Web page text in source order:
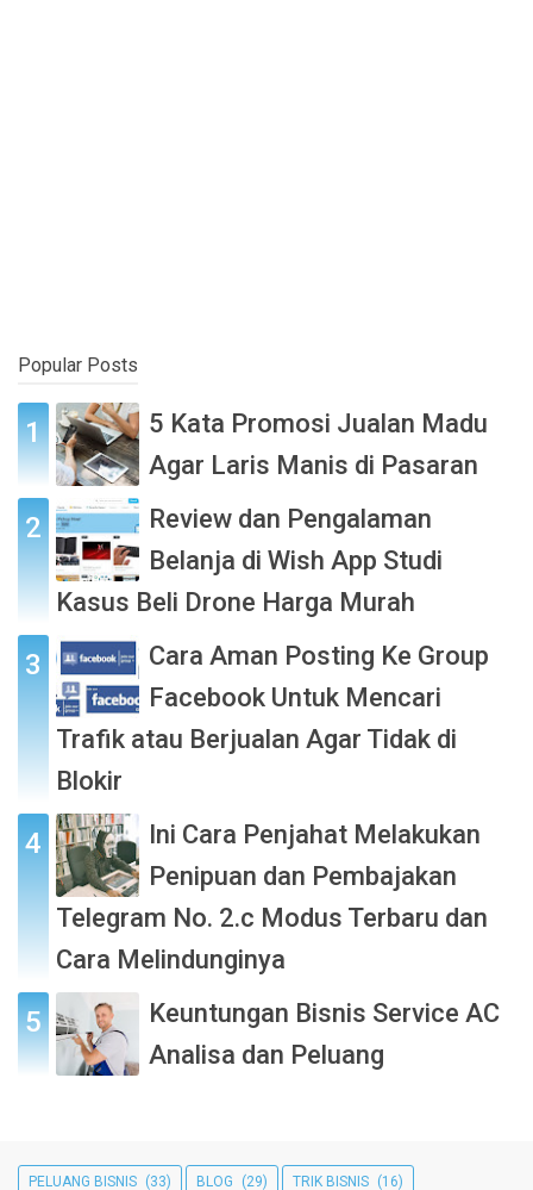
Popular Posts
5 Kata Promosi Jualan Madu
Agar Laris Manis di Pasaran
Review dan Pengalaman
Belanja di Wish App Studi
Kasus Beli Drone Harga Murah
Cara Aman Posting Ke Group
Facebook Untuk Mencari
Trafik atau Berjualan Agar Tidak di
Blokir
Ini Cara Penjahat Melakukan
Penipuan dan Pembajakan
Telegram No. 2.c Modus Terbaru dan
Cara Melindunginya
Keuntungan Bisnis Service AC
Analisa dan Peluang
PELUANG BISNIS (33) BLOG (29) TRIK BISNIS (16)